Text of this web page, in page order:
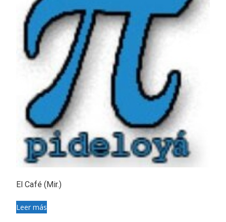
El Café (Mir.)
Leer más